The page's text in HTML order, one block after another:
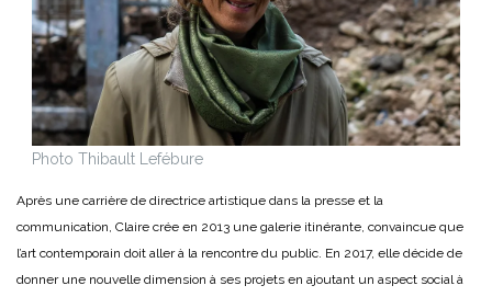
Photo Thibault Lefébure
Après une carrière de directrice artistique dans la presse et la
communication, Claire crée en 2013 une galerie itinérante, convaincue que
l’art contemporain doit aller à la rencontre du public. En 2017, elle décide de
donner une nouvelle dimension à ses projets en ajoutant un aspect social à